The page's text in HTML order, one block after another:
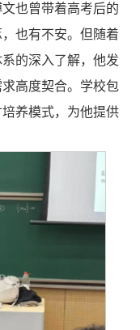
也曾带着高考后的
也有不安。但随着
的深入了解，他发
高度契合。学校包
养模式，为他提供